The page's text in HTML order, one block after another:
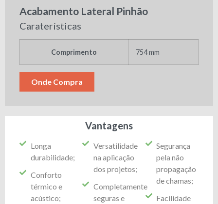
Acabamento Lateral Pinhão
Caraterísticas
Comprimento 754 mm
Onde Compra
Vantagens
Longa
durabilidade;
Conforto
térmico e
acústico;
Versatilidade
na aplicação
dos projetos;
Completamente
seguras e
Segurança
pela não
propagação
de chamas;
Facilidade